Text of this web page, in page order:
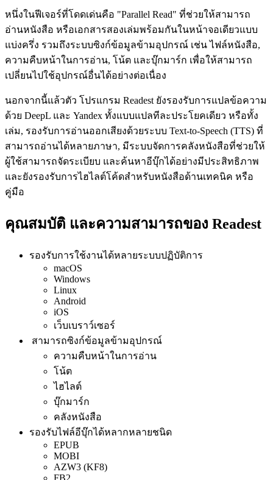
หนึ่งในฟีเจอร์ที่โดดเด่นคือ "Parallel Read" ที่ช่วยให้สามารถ
อ่านหนังสือ หรือเอกสารสองเล่มพร้อมกันในหน้าจอเดียวแบบ
แบ่งครึ่ง รวมถึงระบบซิงก์ข้อมูลข้ามอุปกรณ์ เช่น ไฟล์หนังสือ,
ความคืบหน้าในการอ่าน, โน้ต และบุ๊กมาร์ก เพื่อให้สามารถ
เปลี่ยนไปใช้อุปกรณ์อื่นได้อย่างต่อเนื่อง
นอกจากนี้แล้วตัว โปรแกรม Readest ยังรองรับการแปลข้อความ
ด้วย DeepL และ Yandex ทั้งแบบแปลทีละประโยคเดียว หรือทั้ง
เล่ม, รองรับการอ่านออกเสียงด้วยระบบ Text-to-Speech (TTS) ที่
สามารถอ่านได้หลายภาษา, มีระบบจัดการคลังหนังสือที่ช่วยให้
ผู้ใช้สามารถจัดระเบียบ และค้นหาอีบุ๊กได้อย่างมีประสิทธิภาพ
และยังรองรับการไฮไลต์โค้ดสำหรับหนังสือด้านเทคนิค หรือ
คู่มือ
คุณสมบัติ และความสามารถของ Readest
รองรับการใช้งานได้หลายระบบปฏิบัติการ
macOS
Windows
Linux
Android
iOS
เว็บเบราว์เซอร์
สามารถซิงก์ข้อมูลข้ามอุปกรณ์
ความคืบหน้าในการอ่าน
โน้ต
ไฮไลต์
บุ๊กมาร์ก
คลังหนังสือ
รองรับไฟล์อีบุ๊กได้หลากหลายชนิด
EPUB
MOBI
AZW3 (KF8)
FB2